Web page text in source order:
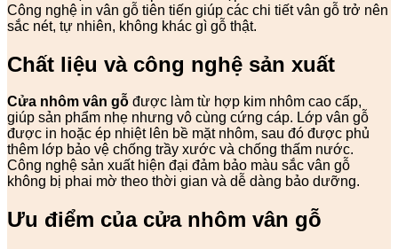
Công nghệ in vân gỗ tiên tiến giúp các chi tiết vân gỗ trở nên
sắc nét, tự nhiên, không khác gì gỗ thật.
Chất liệu và công nghệ sản xuất
Cửa nhôm vân gỗ được làm từ hợp kim nhôm cao cấp,
giúp sản phẩm nhẹ nhưng vô cùng cứng cáp. Lớp vân gỗ
được in hoặc ép nhiệt lên bề mặt nhôm, sau đó được phủ
thêm lớp bảo vệ chống trầy xước và chống thấm nước.
Công nghệ sản xuất hiện đại đảm bảo màu sắc vân gỗ
không bị phai mờ theo thời gian và dễ dàng bảo dưỡng.
Ưu điểm của cửa nhôm vân gỗ